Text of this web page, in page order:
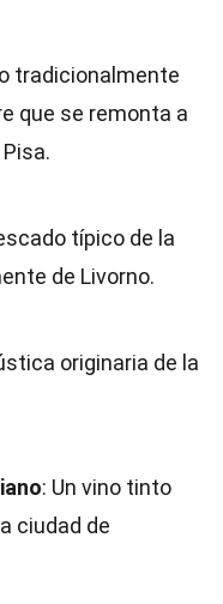
tradicionalmente
que se remonta a
típico de la
de Livorno.
originaria de la
: Un vino tinto
ciudad de